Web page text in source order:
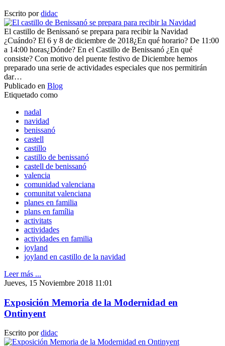
Escrito pordidac
El castillo de Benissanó se prepara para recibir la Navidad
¿Cuándo? El 6 y 8 de diciembre de 2018¿En qué horario? De 11:00
a 14:00 horas¿Dónde? En el Castillo de Benissanó ¿En qué
consiste? Con motivo del puente festivo de Diciembre hemos
preparado una serie de actividades especiales que nos permitirán
dar…
Publicado en Blog
Etiquetado como
nadal
navidad
benissanó
castell
castillo
castillo de benissanó
castell de benissanó
valencia
comunidad valenciana
comunitat valenciana
planes en familia
plans en família
activitats
actividades
actividades en familia
joyland
joyland en castillo de la navidad
Leer más ...
Jueves, 15 Noviembre 2018 11:01
Exposición Memoria de la Modernidad en
Ontinyent
Escrito pordidac